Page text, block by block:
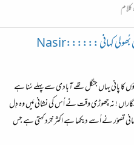
کلام
:::::سُناتا ہے کوئی بُھولی کہانی ::::::Nasir
کا پانی یہاں جنگل تھے آبادی سے پہلے سُنا ہے
نگاراں ! نہ چھوڑی وقت نے اُس کی نشانی مَیں وہ دِل
تصوّر نے اُسے دیکھا ہے اکثر خِرَد کہتی ہے جس